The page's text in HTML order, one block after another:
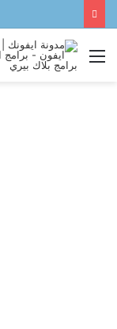
القائمة